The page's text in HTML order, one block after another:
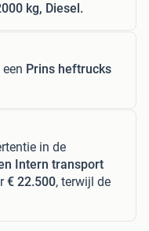
kg, Diesel.
Prins heftrucks
in de
Intern transport
€ 22.500, terwijl de